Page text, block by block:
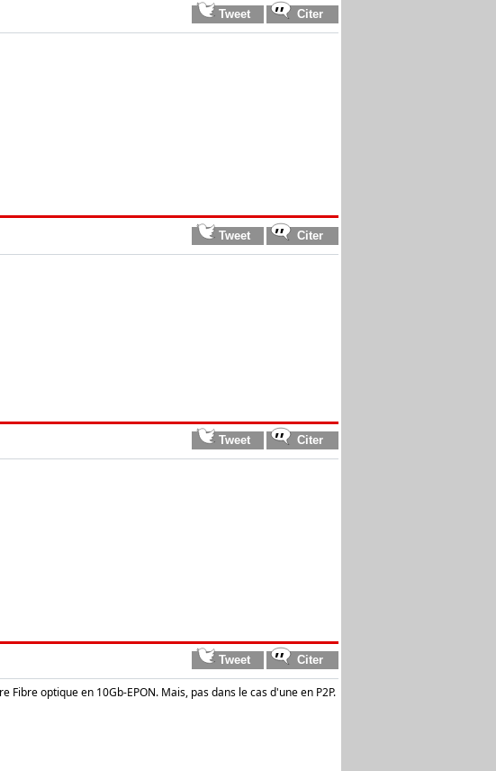
optique en 10Gb-EPON. Mais, pas dans le cas d'une en P2P.